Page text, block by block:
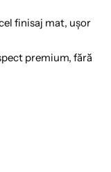
finisaj mat, ușor
premium, fără